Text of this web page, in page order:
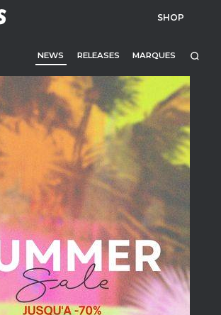
SHOP
NEWS RELEASES MARQUES